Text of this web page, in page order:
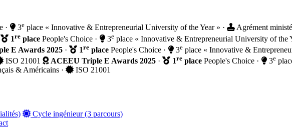
· 3e place « Innovative & Entrepreneurial University of the Year » · Agrément
1re place People's Choice · 3e place « Innovative & Entrepreneurial University of the
E Awards 2025 · 1re place People's Choice · 3e place « Innovative &
ISO 21001 ACEEU Triple E Awards 2025 · 1re place People's Choice · 3e
& Américains ·
ISO 21001
Cycle ingénieur (3 parcours)